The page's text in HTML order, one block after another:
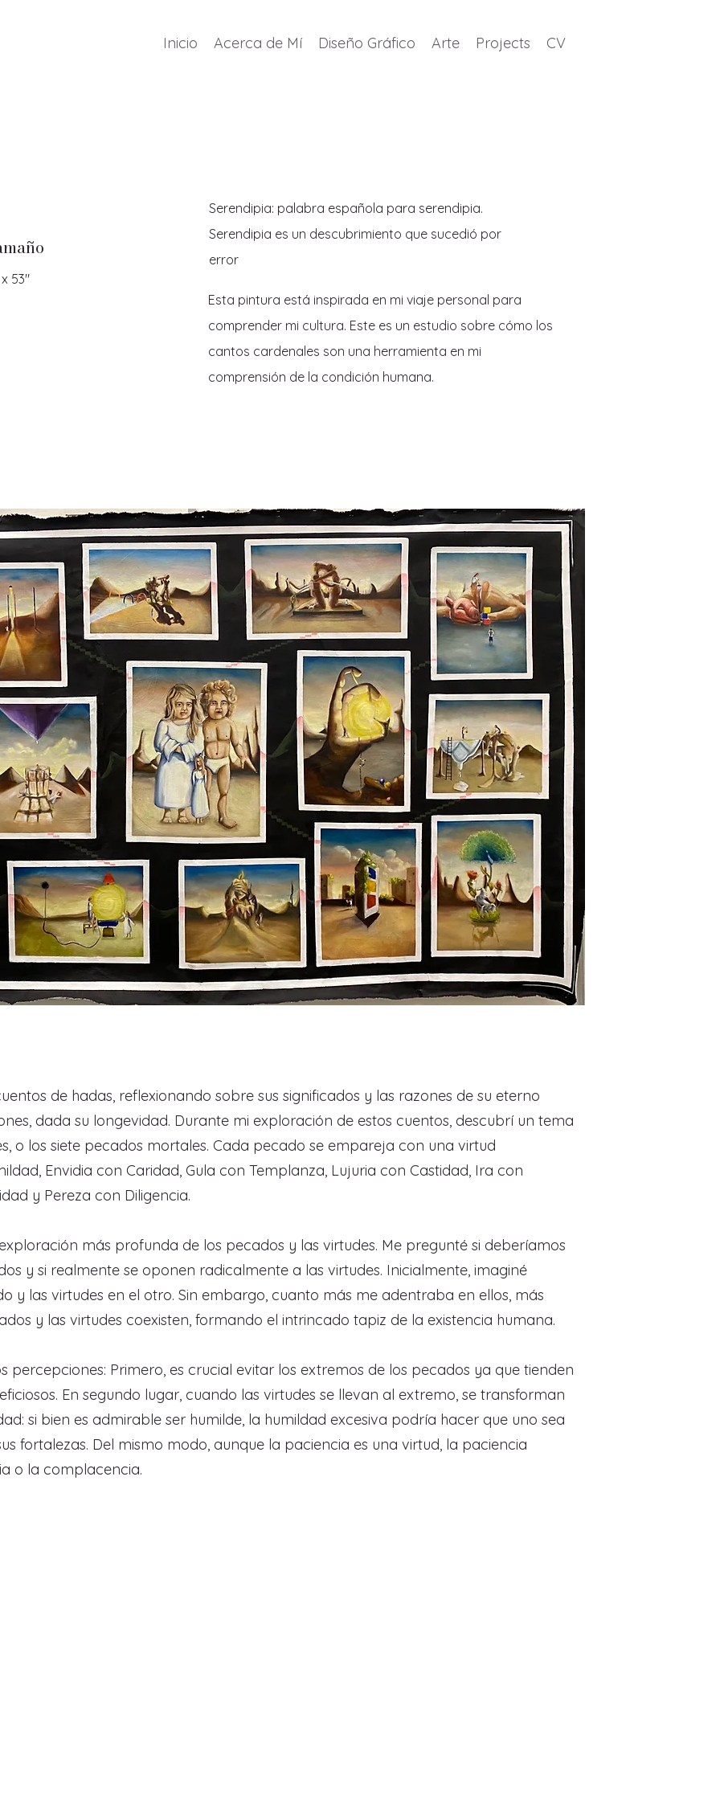
Inicio Acerca de Mí Diseño Gráfico Arte Projects CV
53"
Serendipia: palabra española para serendipia.
Serendipia es un descubrimiento que sucedió por
error
Esta pintura está inspirada en mi viaje personal para
comprender mi cultura. Este es un estudio sobre cómo los
cantos cardenales son una herramienta en mi
comprensión de la condición humana.
de hadas, reflexionando sobre sus significados y las razones de su eterno
dada su longevidad. Durante mi exploración de estos cuentos, descubrí un tema
o los siete pecados mortales. Cada pecado se empareja con una virtud
Envidia con Caridad, Gula con Templanza, Lujuria con Castidad, Ira con
y Pereza con Diligencia.
más profunda de los pecados y las virtudes. Me pregunté si deberíamos
y si realmente se oponen radicalmente a las virtudes. Inicialmente, imaginé
y las virtudes en el otro. Sin embargo, cuanto más me adentraba en ellos, más
y las virtudes coexisten, formando el intrincado tapiz de la existencia humana.
percepciones: Primero, es crucial evitar los extremos de los pecados ya que tienden
En segundo lugar, cuando las virtudes se llevan al extremo, se transforman
si bien es admirable ser humilde, la humildad excesiva podría hacer que uno sea
fortalezas. Del mismo modo, aunque la paciencia es una virtud, la paciencia
o la complacencia.